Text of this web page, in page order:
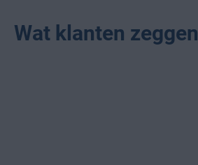
Wat klanten zeggen